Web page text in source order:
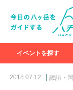
イベントを探す
2018.07.12 諏訪・